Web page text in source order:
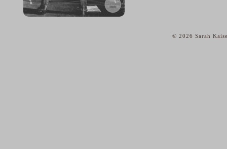
© 2026 Sarah